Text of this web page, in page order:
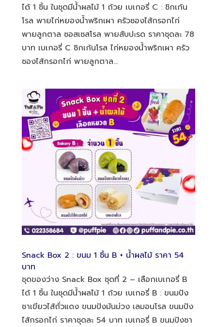
ได้ 1 ชิ้น ในชุดมีน้ำผลไม้ 1 ถ้วย เบเกอรี่ C : ชิกเก้น
โรล พายไก่หยองน้ำพริกเผา ครัวซองไส้กรอกไก่
พายลูกตาล ซอสเซสโรล พายสับปะรด ราคาชุดละ 78
บาท เบเกอรี่ C ชิกเก้นโรล ไก่หยองน้ำพริกเผา ครัว
ซองไส้กรอกไก่ พายลูกตาล...
Snack Box 2 : ขนม 1 ชิ้น B + น้ำผลไม้ ราคา 54
บาท
ชุดของว่าง Snack Box ชุดที่ 2 – เลือกเบเกอรี่ B
ได้ 1 ชิ้น ในชุดมีน้ำผลไม้ 1 ถ้วย เบเกอรี่ B : ขนมปัง
ชาเขียวไส้ถั่วแดง ขนมปังมันม่วง เลมอนโรล ขนมปัง
ไส้กรอกไก่ ราคาชุดละ 54 บาท เบเกอรี่ B ขนมปังชา